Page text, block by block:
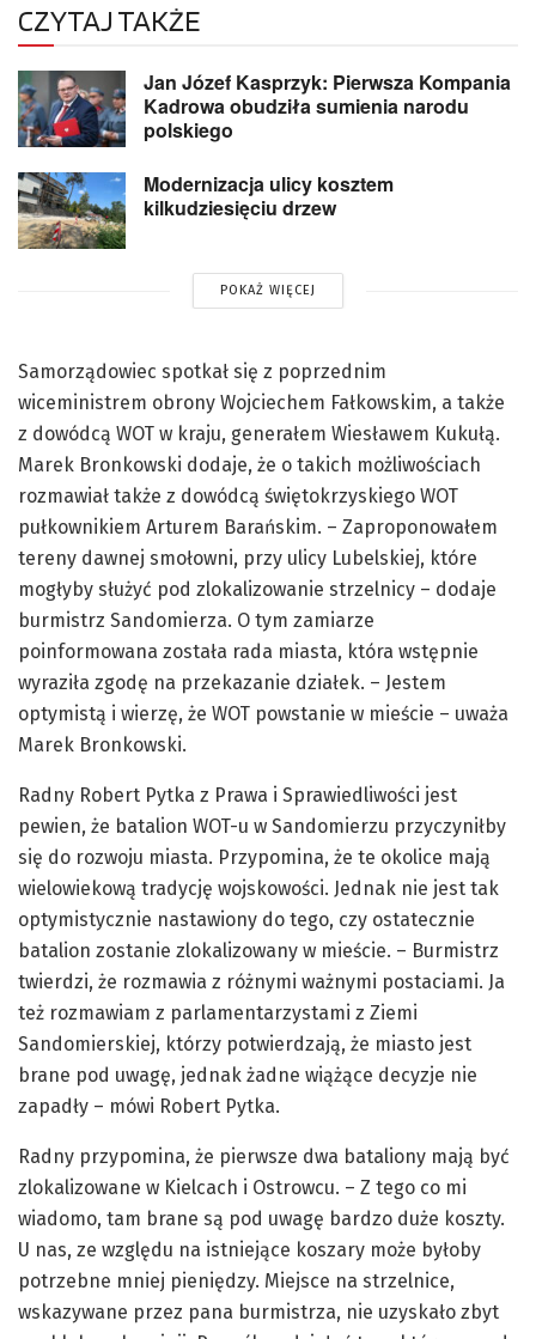
CZYTAJ TAKŻE
Jan Józef Kasprzyk: Pierwsza Kompania
Kadrowa obudziła sumienia narodu
polskiego
Modernizacja ulicy kosztem
kilkudziesięciu drzew
POKAŻ WIĘCEJ
Samorządowiec spotkał się z poprzednim
wiceministrem obrony Wojciechem Fałkowskim, a także
z dowódcą WOT w kraju, generałem Wiesławem Kukułą.
Marek Bronkowski dodaje, że o takich możliwościach
rozmawiał także z dowódcą świętokrzyskiego WOT
pułkownikiem Arturem Barańskim. – Zaproponowałem
tereny dawnej smołowni, przy ulicy Lubelskiej, które
mogłyby służyć pod zlokalizowanie strzelnicy – dodaje
burmistrz Sandomierza. O tym zamiarze
poinformowana została rada miasta, która wstępnie
wyraziła zgodę na przekazanie działek. – Jestem
optymistą i wierzę, że WOT powstanie w mieście – uważa
Marek Bronkowski.
Radny Robert Pytka z Prawa i Sprawiedliwości jest
pewien, że batalion WOT-u w Sandomierzu przyczyniłby
się do rozwoju miasta. Przypomina, że te okolice mają
wielowiekową tradycję wojskowości. Jednak nie jest tak
optymistycznie nastawiony do tego, czy ostatecznie
batalion zostanie zlokalizowany w mieście. – Burmistrz
twierdzi, że rozmawia z różnymi ważnymi postaciami. Ja
też rozmawiam z parlamentarzystami z Ziemi
Sandomierskiej, którzy potwierdzają, że miasto jest
brane pod uwagę, jednak żadne wiążące decyzje nie
zapadły – mówi Robert Pytka.
Radny przypomina, że pierwsze dwa bataliony mają być
zlokalizowane w Kielcach i Ostrowcu. – Z tego co mi
wiadomo, tam brane są pod uwagę bardzo duże koszty.
U nas, ze względu na istniejące koszary może byłoby
potrzebne mniej pieniędzy. Miejsce na strzelnice,
wskazywane przez pana burmistrza, nie uzyskało zbyt